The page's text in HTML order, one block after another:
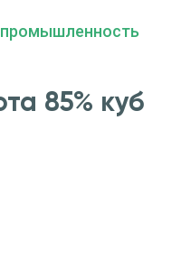
85% куб